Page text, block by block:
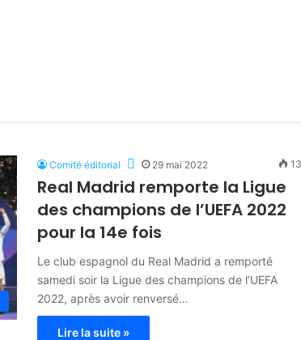
Comité éditorial 29 mai 2022
Real Madrid remporte la Ligue
des champions de l’UEFA 2022
pour la 14e fois
Le club espagnol du Real Madrid a remporté
samedi soir la Ligue des champions de l’UEFA
2022, après avoir renversé…
Lire la suite »